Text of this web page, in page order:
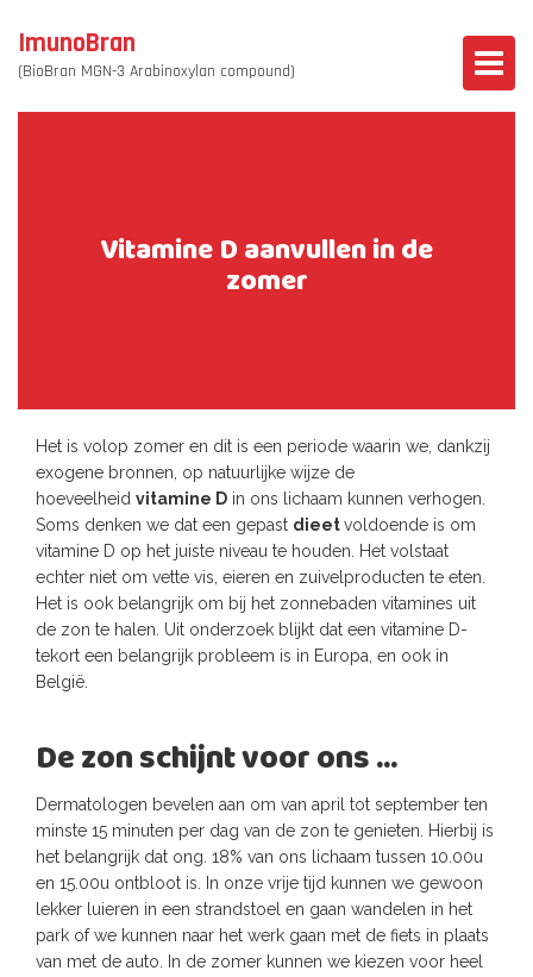
ImunoBran
(BioBran MGN-3 Arabinoxylan compound)
Vitamine D aanvullen in de
zomer
Het is volop zomer en dit is een periode waarin we, dankzij
exogene bronnen, op natuurlijke wijze de
hoeveelheid vitamine D in ons lichaam kunnen verhogen.
Soms denken we dat een gepast dieetvoldoende is om
vitamine D op het juiste niveau te houden. Het volstaat
echter niet om vette vis, eieren en zuivelproducten te eten.
Het is ook belangrijk om bij het zonnebaden vitamines uit
de zon te halen. Uit onderzoek blijkt dat een vitamine D-
tekort een belangrijk probleem is in Europa, en ook in
België.
De zon schijnt voor ons …
Dermatologen bevelen aan om van april tot september ten
minste 15 minuten per dag van de zon te genieten. Hierbij is
het belangrijk dat ong. 18% van ons lichaam tussen 10.00u
en 15.00u ontbloot is. In onze vrije tijd kunnen we gewoon
lekker luieren in een strandstoel en gaan wandelen in het
park of we kunnen naar het werk gaan met de fiets in plaats
van met de auto. In de zomer kunnen we kiezen voor heel